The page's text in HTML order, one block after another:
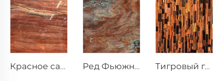
Красное сандаловое дерево натуральный кварцитовый экзотический каменный блок Ред Фьюжн природный кварцит экзотический камень Тигровый глаз красный, полудрагоценный камень, слэб драгоценного камня